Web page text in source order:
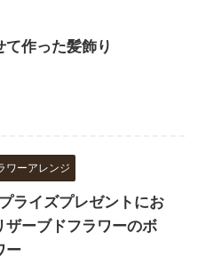
て作った髪飾り
ワーアレンジ
ライズプレゼントにお
ザーブドフラワーのボ
ー